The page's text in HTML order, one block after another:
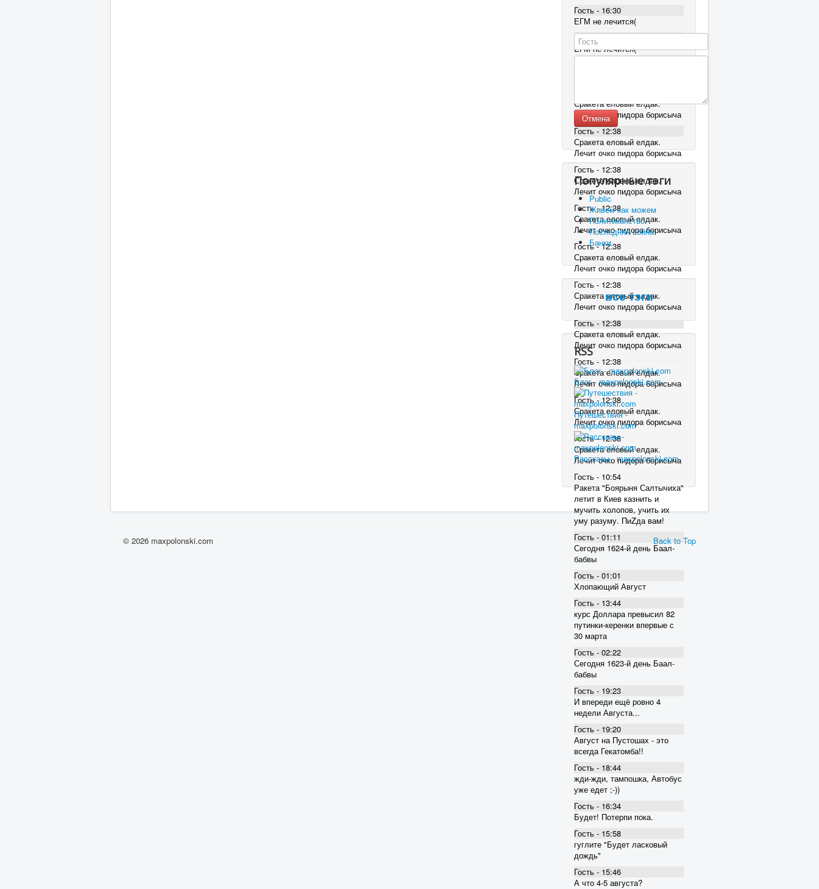
Гость - 16:30
ЕГМ не лечится(
Гость - 16:30
ЕГМ не лечится(
Сракета еловый елдак.
Лечит очко пидора борисыча
Гость - 12:38
Сракета еловый елдак.
Лечит очко пидора борисыча
Гость - 12:38
Сракета еловый елдак.
Лечит очко пидора борисыча
Гость - 12:38
Сракета еловый елдак.
Лечит очко пидора борисыча
Гость - 12:38
Сракета еловый елдак.
Лечит очко пидора борисыча
Гость - 12:38
Сракета еловый елдак.
Лечит очко пидора борисыча
Гость - 12:38
Сракета еловый елдак.
Лечит очко пидора борисыча
Гость - 12:38
Сракета еловый елдак.
Лечит очко пидора борисыча
Гость - 12:38
Сракета еловый елдак.
Лечит очко пидора борисыча
Гость - 12:38
Сракета еловый елдак.
Лечит очко пидора борисыча
Гость - 10:54
Ракета "Боярыня Салтычиха"
летит в Киев казнить и
мучить холопов, учить их
уму разуму. ПиZда вам!
Гость - 01:11
Сегодня 1624-й день Баал-
бабвы
Гость - 01:01
Хлопающий Август
Гость - 13:44
курс Доллара превысил 82
пyтинки-керенки впервые с
30 марта
Гость - 02:22
Сегодня 1623-й день Баал-
бабвы
Гость - 19:23
И впереди ещё ровно 4
недели Августа...
Гость - 19:20
Август на Пустошах - это
всегда Гекатомба!!
Гость - 18:44
жди-жди, тампошка, Автобус
уже едет ;-))
Гость - 16:34
Будет! Потерпи пока.
Гость - 15:58
гуглите "Будет ласковый
дождь"
Гость - 15:46
А что 4-5 августа?
Отмена
Популярные тэги
Public
Живем как можем
Политиканство
Последняя война
Банки
все тэги
RSS
Блог - maxpolonski.com
Путешествия -
maxpolonski.com
Рассказы - maxpolonski.com
Back to Top
© 2026 maxpolonski.com